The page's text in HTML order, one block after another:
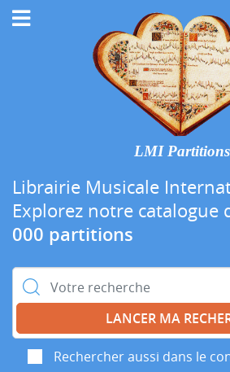
LMI Partitions
Librairie Musicale
Explorez notre catalogue
000 partitions
Rechercher :
Rechercher aussi dans le